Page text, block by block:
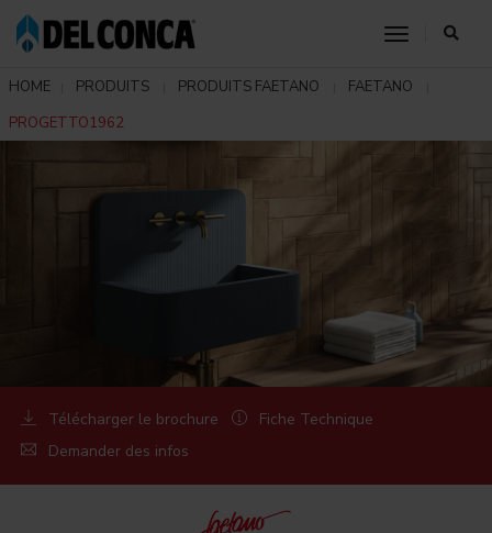
toggle
HOME PRODUITS PRODUITS FAETANO
FAETANO
PROGETTO1962
Télécharger le brochure
Fiche Technique
Demander des infos